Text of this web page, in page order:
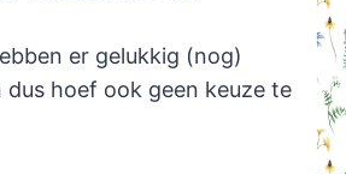
er gelukkig (nog)
dus hoef ook geen keuze te